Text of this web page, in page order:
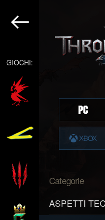
GIOCHI:
Categorie
ASPETTI